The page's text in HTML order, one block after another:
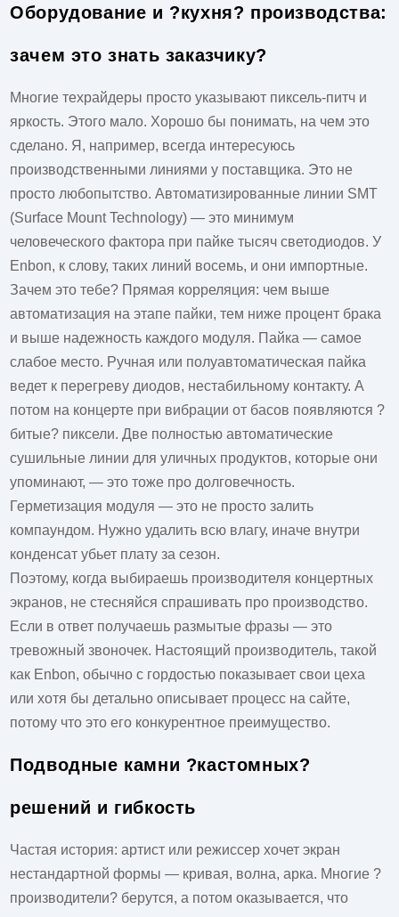
Оборудование и ?кухня? производства:
зачем это знать заказчику?
Многие техрайдеры просто указывают пиксель-питч и
яркость. Этого мало. Хорошо бы понимать, на чем это
сделано. Я, например, всегда интересуюсь
производственными линиями у поставщика. Это не
просто любопытство. Автоматизированные линии SMT
(Surface Mount Technology) — это минимум
человеческого фактора при пайке тысяч светодиодов. У
Enbon, к слову, таких линий восемь, и они импортные.
Зачем это тебе? Прямая корреляция: чем выше
автоматизация на этапе пайки, тем ниже процент брака
и выше надежность каждого модуля. Пайка — самое
слабое место. Ручная или полуавтоматическая пайка
ведет к перегреву диодов, нестабильному контакту. А
потом на концерте при вибрации от басов появляются ?
битые? пиксели. Две полностью автоматические
сушильные линии для уличных продуктов, которые они
упоминают, — это тоже про долговечность.
Герметизация модуля — это не просто залить
компаундом. Нужно удалить всю влагу, иначе внутри
конденсат убьет плату за сезон.
Поэтому, когда выбираешь производителя концертных
экранов, не стесняйся спрашивать про производство.
Если в ответ получаешь размытые фразы — это
тревожный звоночек. Настоящий производитель, такой
как Enbon, обычно с гордостью показывает свои цеха
или хотя бы детально описывает процесс на сайте,
потому что это его конкурентное преимущество.
Подводные камни ?кастомных?
решений и гибкость
Частая история: артист или режиссер хочет экран
нестандартной формы — кривая, волна, арка. Многие ?
производители? берутся, а потом оказывается, что